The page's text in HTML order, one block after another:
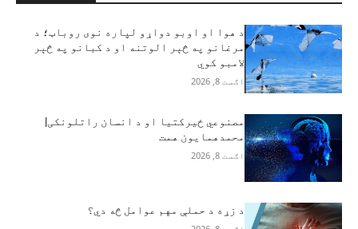
د هوا او اوبو دواړو لپاره نوی روباټ؛ د
مرغانو په څېر الوتنه او د کبانو په څېر
لامبو کوي
اګست 8, 2026
مصنوعي ځیرکتیا او د انسان راتلونکی|
محمدهمایون همت
اګست 8, 2026
د زړه د حملې مهم عوامل څه دي؟